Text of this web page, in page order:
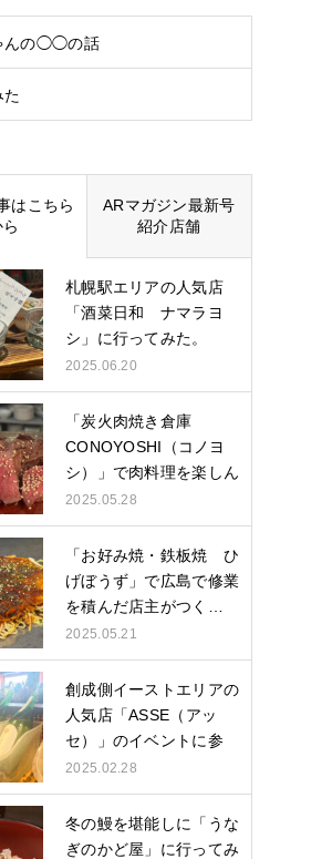
んの◯◯の話
た
はこちら
ARマガジン最新号
紹介店舗
札幌駅エリアの人気店
「酒菜日和 ナマラヨ
シ」に行ってみた。
2025.06.20
「炭火肉焼き倉庫
CONOYOSHI（コノヨ
シ）」で肉料理を楽しん
できた。
2025.05.28
「お好み焼・鉄板焼 ひ
げぼうず」で広島で修業
を積んだ店主がつく…
2025.05.21
創成側イーストエリアの
人気店「ASSE（アッ
セ）」のイベントに参
加…
2025.02.28
冬の鰻を堪能しに「うな
ぎのかど屋」に行ってみ